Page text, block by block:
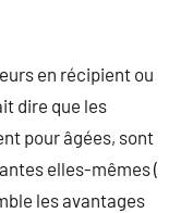
en récipient ou
dire que les
pour âgées, sont
elles-mêmes (
les avantages